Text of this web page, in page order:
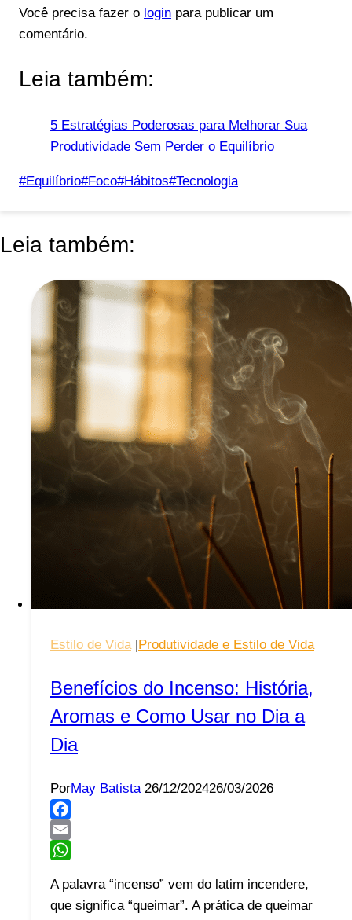
Você precisa fazer o login para publicar um
comentário.
Leia também:
5 Estratégias Poderosas para Melhorar Sua
Produtividade Sem Perder o Equilíbrio
Tags
#Equilíbrio#Foco#Hábitos#Tecnologia
Leia também:
Estilo de Vida|Produtividade e Estilo de Vida
Benefícios do Incenso: História,
Aromas e Como Usar no Dia a
Dia
PorMay Batista 26/12/202426/03/2026
A palavra “incenso” vem do latim incendere,
que significa “queimar”. A prática de queimar